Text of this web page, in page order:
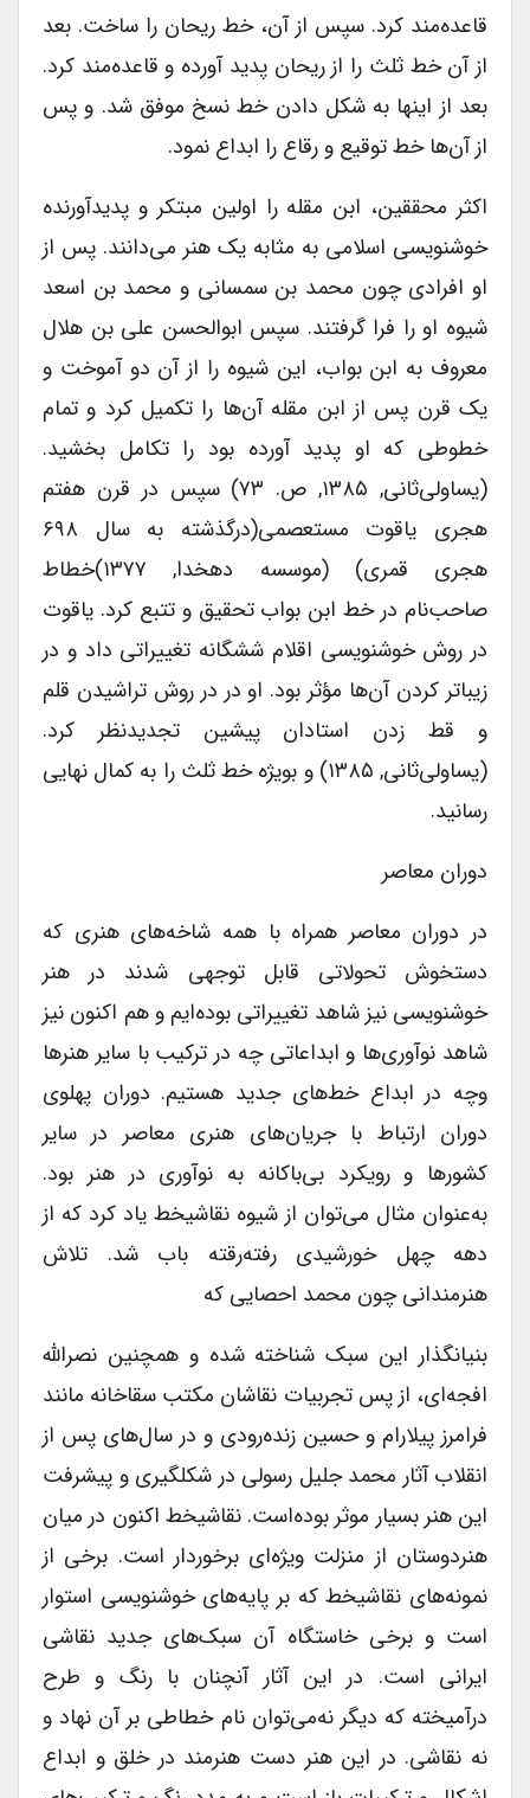
قاعده‌مند کرد. سپس از آن، خط ریحان را ساخت. بعد
از آن خط ثلث را از ریحان پدید آورده و قاعده‌مند کرد.
بعد از اینها به شکل دادن خط نسخ موفق شد. و پس
از آن‌ها خط توقیع و رقاع را ابداع نمود.
اکثر محققین، ابن مقله را اولین مبتکر و پدیدآورنده
خوشنویسی اسلامی به مثابه یک هنر می‌دانند. پس از
او افرادی چون محمد بن سمسانی و محمد بن اسعد
شیوه او را فرا گرفتند. سپس ابوالحسن علی بن هلال
معروف به ابن بواب، این شیوه را از آن دو آموخت و
یک قرن پس از ابن مقله آن‌ها را تکمیل کرد و تمام
خطوطی که او پدید آورده بود را تکامل بخشید.
(یساولی‌ثانی, ۱۳۸۵, ص. ۷۳) سپس در قرن هفتم
هجری یاقوت مستعصمی(درگذشته به سال ۶۹۸
هجری قمری) (موسسه دهخدا, ۱۳۷۷)خطاط
صاحب‌نام در خط ابن بواب تحقیق و تتبع کرد. یاقوت
در روش خوشنویسی اقلام ششگانه تغییراتی داد و در
زیباتر کردن آن‌ها مؤثر بود. او در در روش تراشیدن قلم
و قط زدن استادان پیشین تجدیدنظر کرد.
(یساولی‌ثانی, ۱۳۸۵) و بویژه خط ثلث را به کمال نهایی
رسانید.
دوران معاصر
در دوران معاصر همراه با همه شاخه‌های هنری که
دستخوش تحولاتی قابل توجهی شدند در هنر
خوشنویسی نیز شاهد تغییراتی بوده‌ایم و هم اکنون نیز
شاهد نوآوری‌ها و ابداعاتی چه در ترکیب با سایر هنرها
وچه در ابداع خط‌های جدید هستیم. دوران پهلوی
دوران ارتباط با جریان‌های هنری معاصر در سایر
کشورها و رویکرد بی‌باکانه به نوآوری در هنر بود.
به‌عنوان مثال می‌توان از شیوه نقاشیخط یاد کرد که از
دهه چهل خورشیدی رفته‌رقته باب شد. تلاش
هنرمندانی چون محمد احصایی که
بنیانگذار این سبک شناخته شده و همچنین نصرالله
افجه‌ای، از پس تجربیات نقاشان مکتب سقاخانه مانند
فرامرز پیلارام و حسین زنده‌رودی و در سال‌های پس از
انقلاب آثار محمد جلیل رسولی در شکلگیری و پیشرفت
این هنر بسیار موثر بوده‌است. نقاشیخط اکنون در میان
هنردوستان از منزلت ویژه‌ای برخوردار است. برخی از
نمونه‌های نقاشیخط که بر پایه‌های خوشنویسی استوار
است و برخی خاستگاه آن سبک‌های جدید نقاشی
ایرانی است. در این آثار آنچنان با رنگ و طرح
درآمیخته که دیگر نه‌می‌توان نام خطاطی بر آن نهاد و
نه نقاشی. در این هنر دست هنرمند در خلق و ابداع